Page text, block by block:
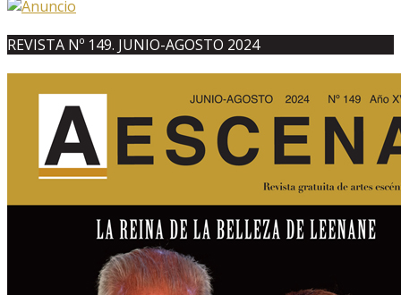
REVISTA Nº 149. JUNIO-AGOSTO 2024